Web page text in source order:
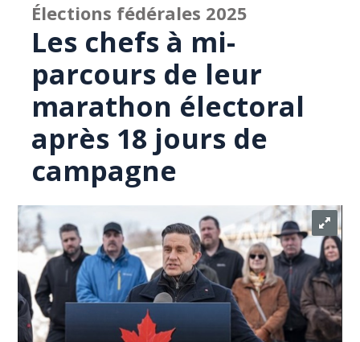
Élections fédérales 2025
Les chefs à mi-
parcours de leur
marathon électoral
après 18 jours de
campagne